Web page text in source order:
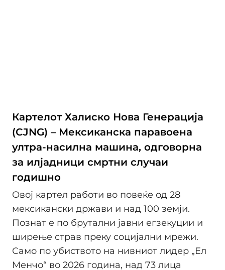
Картелот Халиско Нова Генерација
(CJNG) – Мексиканска паравоена
ултра-насилна машина, одговорна
за илјадници смртни случаи
годишно
Овој картел работи во повеќе од 28
мексикански држави и над 100 земји.
Познат е по брутални јавни егзекуции и
ширење страв преку социјални мрежи.
Само по убиството на нивниот лидер „Ел
Менчо“ во 2026 година, над 73 лица